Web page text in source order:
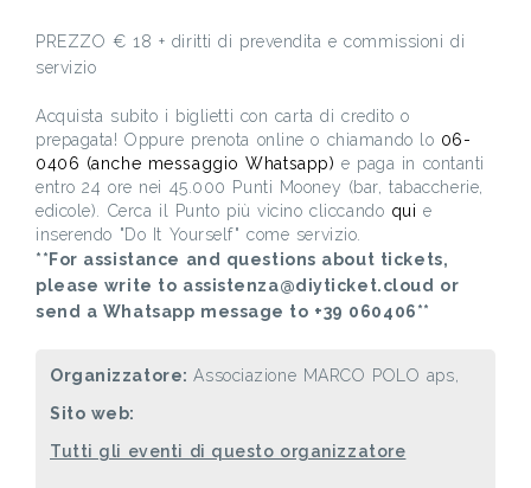
PREZZO € 18 + diritti di prevendita e commissioni di
servizio
Acquista subito i biglietti con carta di credito o
prepagata! Oppure prenota online o chiamando lo 06-
0406 (anche messaggio Whatsapp) e paga in contanti
entro 24 ore nei 45.000 Punti Mooney (bar, tabaccherie,
edicole). Cerca il Punto più vicino cliccando qui e
inserendo "Do It Yourself" come servizio.
**For assistance and questions about tickets,
please write to assistenza@diyticket.cloud or
send a Whatsapp message to +39 060406**
Organizzatore:Associazione MARCO POLO aps,
Sito web:
Tutti gli eventi di questo organizzatore